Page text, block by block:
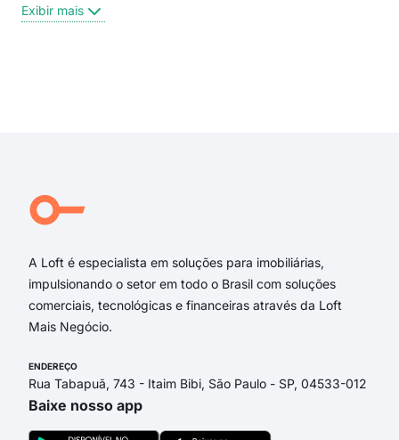
Exibir mais
A Loft é especialista em soluções para imobiliárias,
impulsionando o setor em todo o Brasil com soluções
comerciais, tecnológicas e financeiras através da Loft
Mais Negócio.
ENDEREÇO
Rua Tabapuã, 743 - Itaim Bibi, São Paulo - SP, 04533-012
Baixe nosso app